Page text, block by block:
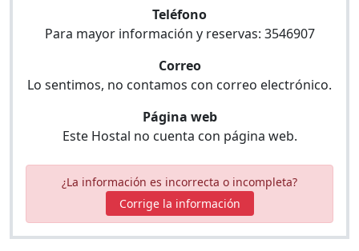
Teléfono
Para mayor información y reservas: 3546907
Correo
Lo sentimos, no contamos con correo electrónico.
Página web
Este Hostal no cuenta con página web.
¿La información es incorrecta o incompleta?
Corrige la información